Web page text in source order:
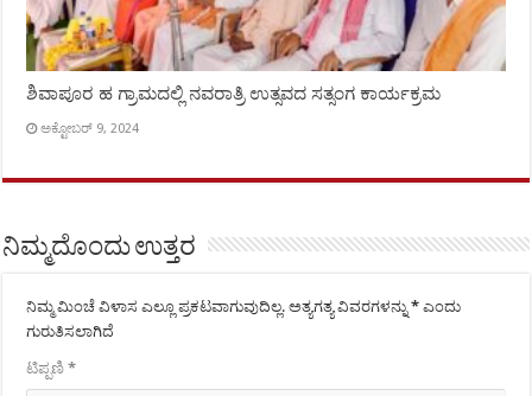
ಶಿವಾಪೂರ ಹ ಗ್ರಾಮದಲ್ಲಿ ನವರಾತ್ರಿ ಉತ್ಸವದ ಸತ್ಸಂಗ ಕಾರ್ಯಕ್ರಮ
ಅಕ್ಟೋಬರ್ 9, 2024
ನಿಮ್ಮದೊಂದು ಉತ್ತರ
ನಿಮ್ಮ ಮಿಂಚೆ ವಿಳಾಸ ಎಲ್ಲೂ ಪ್ರಕಟವಾಗುವುದಿಲ್ಲ. ಅತ್ಯಗತ್ಯ ವಿವರಗಳನ್ನು* ಎಂದು
ಗುರುತಿಸಲಾಗಿದೆ
ಟಿಪ್ಪಣಿ*